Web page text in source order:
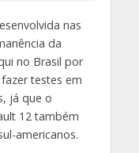
nas
da
no Brasil por
testes em
já que o
12 também
americanos.